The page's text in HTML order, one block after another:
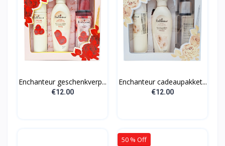
Enchanteur geschenkverp...
€12.00
Enchanteur cadeaupakket...
€12.00
50 % Off